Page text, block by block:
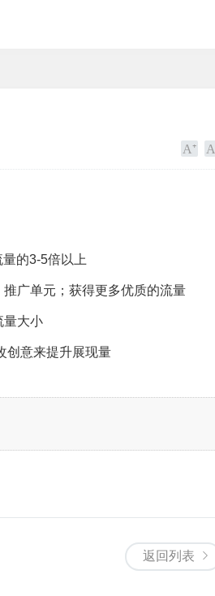
的3-5倍以上
广单元；获得更多优质的流量
量大小
创意来提升展现量
返回列表